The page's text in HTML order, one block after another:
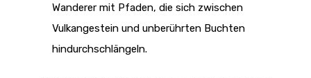
Wanderer mit Pfaden, die sich zwischen
Vulkangestein und unberührten Buchten
hindurchschlängeln.